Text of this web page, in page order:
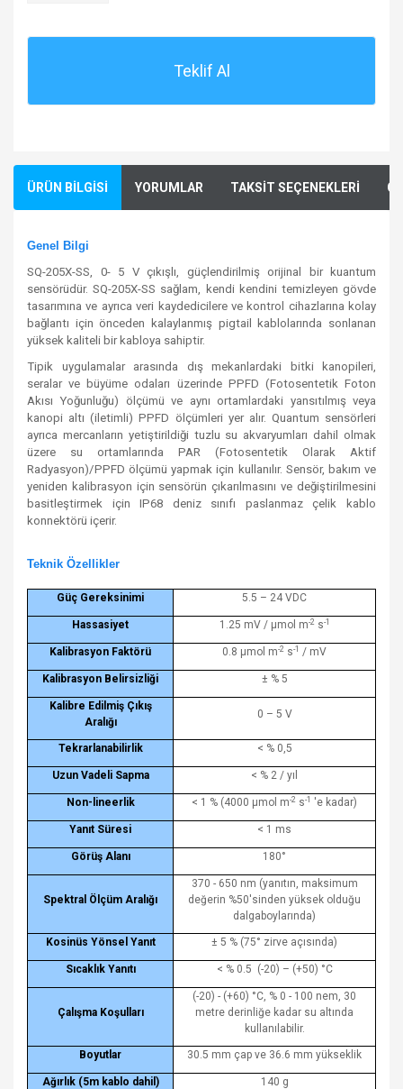
Teklif Al
ÜRÜN BİLGİSİ YORUMLAR TAKSİT SEÇENEKLERİ
Genel Bilgi
SQ-205X-SS, 0- 5 V çıkışlı, güçlendirilmiş orijinal bir kuantum
sensörüdür. SQ-205X-SS sağlam, kendi kendini temizleyen gövde
tasarımına ve ayrıca veri kaydedicilere ve kontrol cihazlarına kolay
bağlantı için önceden kalaylanmış pigtail kablolarında sonlanan
yüksek kaliteli bir kabloya sahiptir.
Tipik uygulamalar arasında dış mekanlardaki bitki kanopileri,
seralar ve büyüme odaları üzerinde PPFD (Fotosentetik Foton
Akısı Yoğunluğu) ölçümü ve aynı ortamlardaki yansıtılmış veya
kanopi altı (iletimli) PPFD ölçümleri yer alır. Quantum sensörleri
ayrıca mercanların yetiştirildiği tuzlu su akvaryumları dahil olmak
üzere su ortamlarında PAR (Fotosentetik Olarak Aktif
Radyasyon)/PPFD ölçümü yapmak için kullanılır. Sensör, bakım ve
yeniden kalibrasyon için sensörün çıkarılmasını ve değiştirilmesini
basitleştirmek için IP68 deniz sınıfı paslanmaz çelik kablo
konnektörü içerir.
Teknik Özellikler
Güç Gereksinimi 5.5 – 24 VDC
Hassasiyet 1.25 mV / µmol m-2 s-1
Kalibrasyon Faktörü 0.8 µmol m-2 s-1 / mV
Kalibrasyon Belirsizliği ± % 5
Kalibre Edilmiş Çıkış
Aralığı
0 – 5 V
Tekrarlanabilirlik < % 0,5
Uzun Vadeli Sapma < % 2 / yıl
Non-lineerlik < 1 % (4000 µmol m-2 s-1 'e kadar)
Yanıt Süresi < 1 ms
Görüş Alanı 180°
Spektral Ölçüm Aralığı
370 - 650 nm (yanıtın, maksimum
değerin %50'sinden yüksek olduğu
dalgaboylarında)
Kosinüs Yönsel Yanıt ± 5 % (75° zirve açısında)
Sıcaklık Yanıtı < % 0.5 (-20) – (+50) °C
Çalışma Koşulları
(-20) - (+60) °C, % 0 - 100 nem, 30
metre derinliğe kadar su altında
kullanılabilir.
Boyutlar 30.5 mm çap ve 36.6 mm yükseklik
Ağırlık (5m kablo dahil) 140 g